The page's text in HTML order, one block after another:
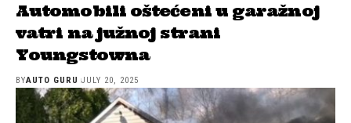
Automobili oštećeni u garažnoj
vatri na južnoj strani
Youngstowna
BYAUTO GURU JULY 20, 2025